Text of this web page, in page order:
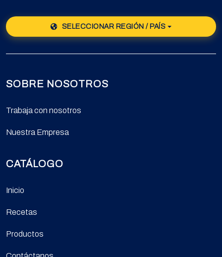
SELECCIONAR REGIÓN / PAÍS
SOBRE NOSOTROS
Trabaja con nosotros
Nuestra Empresa
CATÁLOGO
Inicio
Recetas
Productos